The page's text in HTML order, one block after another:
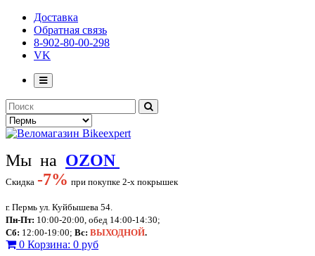
Доставка
Обратная связь
8-902-80-00-298
VK
Мы на OZON
Скидка -7% при покупке 2-х покрышек
г. Пермь ул. Куйбышева 54.
Пн-Пт: 10:00-20:00, обед 14:00-14:30;
Сб: 12:00-19:00; Вс: ВЫХОДНОЙ.
0 Корзина: 0 руб